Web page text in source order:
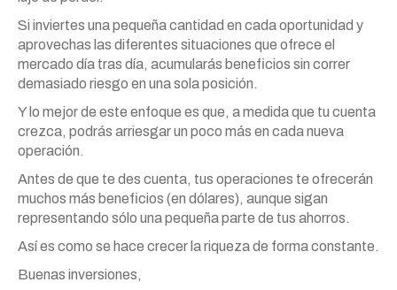
Si inviertes una pequeña cantidad en cada oportunidad y
aprovechas las diferentes situaciones que ofrece el
mercado día tras día, acumularás beneficios sin correr
demasiado riesgo en una sola posición.
Y lo mejor de este enfoque es que, a medida que tu cuenta
crezca, podrás arriesgar un poco más en cada nueva
operación.
Antes de que te des cuenta, tus operaciones te ofrecerán
muchos más beneficios (en dólares), aunque sigan
representando sólo una pequeña parte de tus ahorros.
Así es como se hace crecer la riqueza de forma constante.
Buenas inversiones,